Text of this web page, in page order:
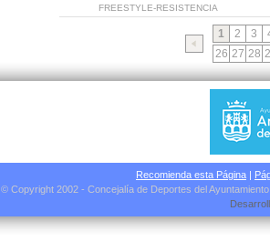
FREESTYLE-RESISTENCIA
1 2 3
26 27 28
Recomienda esta Página |
© Copyright 2002 - Concejalía de Deportes del